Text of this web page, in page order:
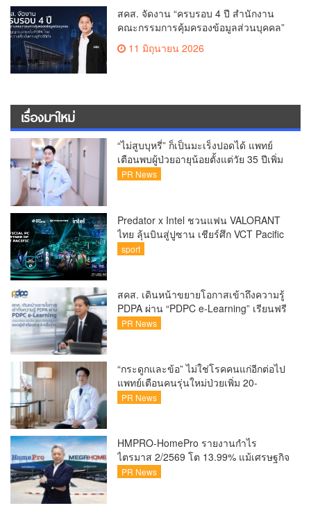
Bangkok 2026
สคส. จัดงาน “ครบรอบ 4 ปี สำนักงาน
คณะกรรมการคุ้มครองข้อมูลส่วนบุคคล”
ความเชื่อมั่นเศรษฐกิจดิจิทัล
11 มิถุนายน 2026
เรื่องมาใหม่
“ไม่สูบบุหรี่” ก็เป็นมะเร็งปอดได้ แพทย์
เตือนพบผู้ป่วยอายุน้อยตั้งแต่วัย 35 ปีเพิ่ม
ขึ้นคนไทยกว่า 70% รู้ตัวเมื่อโรคลุกลาม
PR News
Predator x Intel ชวนแฟน VALORANT
ไทย ลุ้นบินสู่ปูซาน เชียร์ศึก VCT Pacific
Finals Busan ประเทศเกาหลีใต้ Predator
สุดพิเศษตลอดทัวร์นาเมนต์
sport
สคส. เดินหน้าขยายโอกาสเข้าถึงความรู้
PDPA ผ่าน “PDPC e-Learning” เรียนฟรี
ทุกที่ ทุกเวลา พร้อมประกาศนียบัตร ต่อย
แล้ว
PR News
“กระดูกและข้อ” ไม่ใช่โรคคนแก่อีกต่อไป
แพทย์เตือนคนรุ่นใหม่ป่วยเพิ่ม 20-
30% เสี่ยง ‘ข้อเข่าเสื่อมก่อนวัย’ จาก
PR News
HMPRO-HomePro รายงานกำไร
ไตรมาส 2/2569 โต 13.99% แม้เศรษฐกิจ
ผันผวนเดินหน้าขยายสาขา เสริมพอร์ต
PR News